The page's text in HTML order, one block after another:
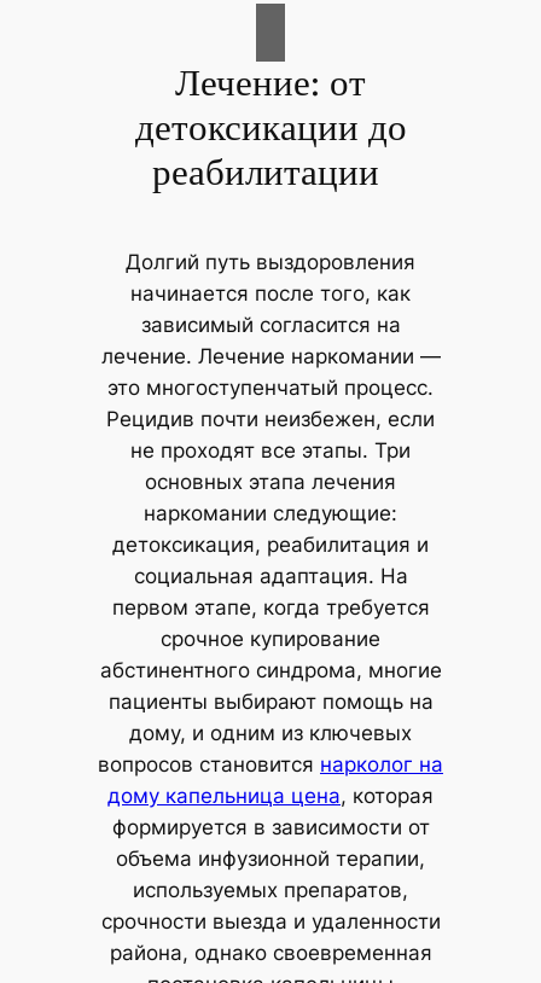
Лечение: от
детоксикации до
реабилитации
Долгий путь выздоровления
начинается после того, как
зависимый согласится на
лечение. Лечение наркомании —
это многоступенчатый процесс.
Рецидив почти неизбежен, если
не проходят все этапы. Три
основных этапа лечения
наркомании следующие:
детоксикация, реабилитация и
социальная адаптация. На
первом этапе, когда требуется
срочное купирование
абстинентного синдрома, многие
пациенты выбирают помощь на
дому, и одним из ключевых
вопросов становится нарколог на
дому капельница цена, которая
формируется в зависимости от
объема инфузионной терапии,
используемых препаратов,
срочности выезда и удаленности
района, однако своевременная